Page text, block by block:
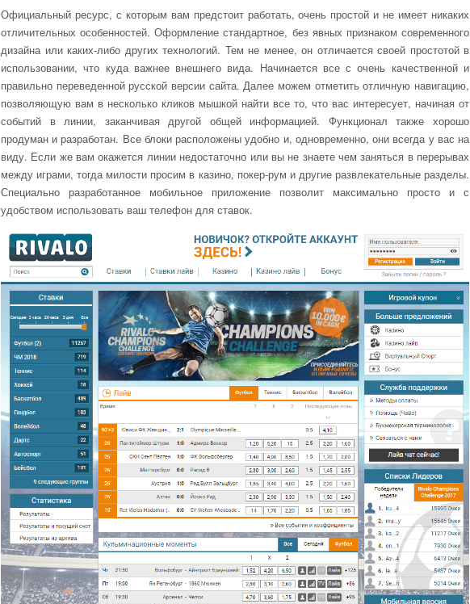
Официальный ресурс, с которым вам предстоит работать, очень простой и не имеет никаких
отличительных особенностей. Оформление стандартное, без явных признаком современного
дизайна или каких-либо других технологий. Тем не менее, он отличается своей простотой в
использовании, что куда важнее внешнего вида. Начинается все с очень качественной и
правильно переведенной русской версии сайта. Далее можем отметить отличную навигацию,
позволяющую вам в несколько кликов мышкой найти все то, что вас интересует, начиная от
событий в линии, заканчивая другой общей информацией. Функционал также хорошо
продуман и разработан. Все блоки расположены удобно и, одновременно, они всегда у вас на
виду. Если же вам окажется линии недостаточно или вы не знаете чем заняться в перерывах
между играми, тогда милости просим в казино, покер-рум и другие развлекательные разделы.
Специально разработанное мобильное приложение позволит максимально просто и с
удобством использовать ваш телефон для ставок.